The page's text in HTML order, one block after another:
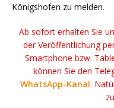
Königshofen zu melden.
Ab sofort erhalten Sie
der Veröffentlichung
Smartphone bzw.
können Sie den
WhatsApp-Kanal.